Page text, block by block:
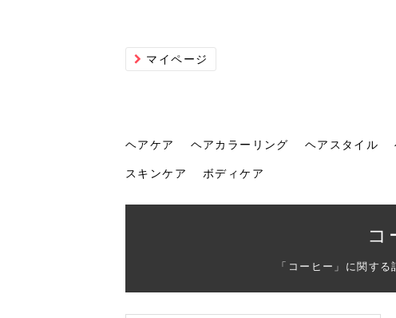
マイページ
ヘアケア ヘアカラーリング ヘアスタイル
スキンケア ボディケア
コ
「コーヒー」に関す